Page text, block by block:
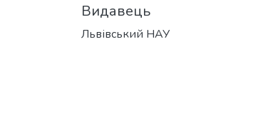
Видавець
Львівський НАУ